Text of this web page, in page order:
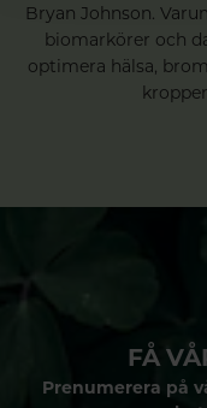
Bryan Johnson.
biomarkörer och
optimera hälsa,
FÅ
Prenumerera på